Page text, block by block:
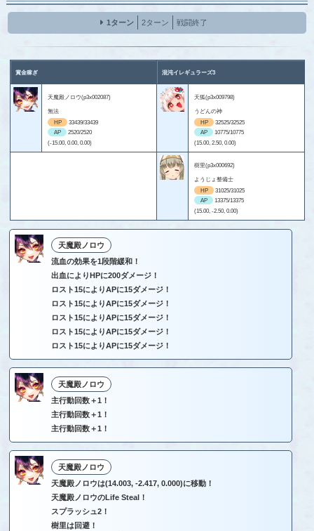
1ターン 2ターン 戦闘終了
賞金稼ぎ 混沌イレギュラーズ3
天魔殿ノロウ(p3x002087)
無法
HP
33439/33439
AP
2520/2520
(-15.00, 0.00, 0.00)
天狐(p3x009798)
うどんの神
HP
32525/32525
AP
10775/10775
(15.00, 2.50, 0.00)
樹里(p3x000692)
ようじょ整備士
HP
31025/31025
AP
13375/13375
(15.00, -2.50, 0.00)
天魔殿ノロウ
流血の効果を1段階緩和！
出血によりHPに200ダメージ！
ロスト15によりAPに15ダメージ！
ロスト15によりAPに15ダメージ！
ロスト15によりAPに15ダメージ！
ロスト15によりAPに15ダメージ！
ロスト15によりAPに15ダメージ！
天魔殿ノロウ
主行動回数＋1！
主行動回数＋1！
主行動回数＋1！
天魔殿ノロウ
天魔殿ノロウは(14.003, -2.417, 0.000)に移動！
天魔殿ノロウのLife Steal！
スプラッシュ2！
樹里は回避！